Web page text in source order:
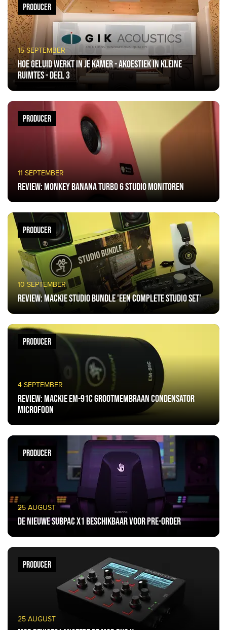
15 SEPTEMBER
Hoe geluid werkt in je kamer - akoestiek in kleine
ruimtes - deel 3
PRODUCER
11 SEPTEMBER
Review: Monkey Banana Turbo 6 Studio monitoren
PRODUCER
10 SEPTEMBER
Review: Mackie Studio Bundle 'een complete studio set'
PRODUCER
4 SEPTEMBER
Review: Mackie EM-91C Grootmembraan Condensator
Microfoon
PRODUCER
25 AUGUST
De nieuwe Subpac X1 beschikbaar voor pre-order
PRODUCER
25 AUGUST
PRODUCER